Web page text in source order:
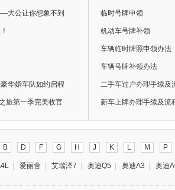
大公让你想象不到
华婚车队如约启程
旅第一季完美收官
临时号牌申领
机动车号牌补领
车辆临时牌照申领办法
车辆号牌补领办法
二手车过户办理手续及
新车上牌办理手续及流
B D F G H J K L M P
爱丽舍 艾瑞泽7 奥迪Q5 奥迪A3 奥迪